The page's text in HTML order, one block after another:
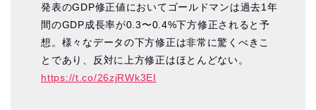
発表のGDP修正値においてゴールドマンは過去1年
間のGDP成長率が0.3〜0.4%下方修正されると予
想。様々なデータの下方修正は非常に驚くべきこ
とであり、反対に上方修正はほとんどない。
https://t.co/26zjRWk3EI